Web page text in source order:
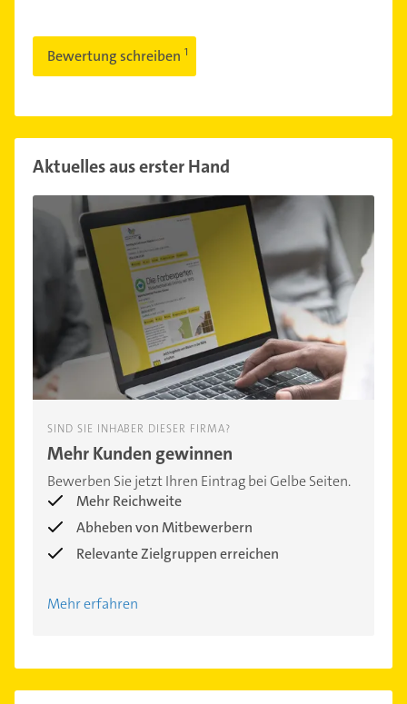
Bewertung schreiben
Aktuelles aus erster Hand
SIND SIE INHABER DIESER FIRMA?
Mehr Kunden gewinnen
Bewerben Sie jetzt Ihren Eintrag bei Gelbe Seiten.
Mehr Reichweite
Abheben von Mitbewerbern
Relevante Zielgruppen erreichen
Mehr erfahren